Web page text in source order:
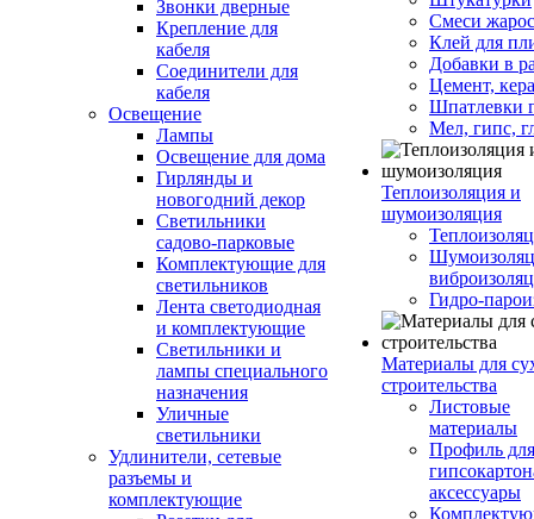
Звонки дверные
Крепление для
кабеля
Соединители для
кабеля
Освещение
Лампы
Освещение для дома
Гирлянды и
новогодний декор
Светильники
садово-парковые
Комплектующие для
светильников
Лента светодиодная
и комплектующие
Светильники и
лампы специального
назначения
Уличные
светильники
Удлинители, сетевые
разъемы и
комплектующие
Смеси
Клей для
Добавки в
Цемент,
Шпатлевки
Мел, гипс,
Теплоизоляция и
шумоизоляция
Гидро-
Материалы для
строительства
Листовые
материалы
Профиль для
аксессуары